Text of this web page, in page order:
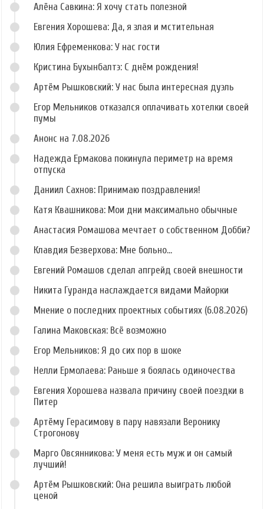
Алёна Савкина: Я хочу стать полезной
Евгения Хорошева: Да, я злая и мстительная
Юлия Ефременкова: У нас гости
Кристина Бухынбалтэ: С днём рождения!
Артём Рышковский: У нас была интересная дуэль
Егор Мельников отказался оплачивать хотелки своей
пумы
Анонс на 7.08.2026
Надежда Ермакова покинула периметр на время
отпуска
Даниил Сахнов: Принимаю поздравления!
Катя Квашникова: Мои дни максимально обычные
Анастасия Ромашова мечтает о собственном Добби?
Клавдия Безверхова: Мне больно...
Евгений Ромашов сделал апгрейд своей внешности
Никита Гуранда наслаждается видами Майорки
Мнение о последних проектных событиях (6.08.2026)
Галина Маковская: Всё возможно
Егор Мельников: Я до сих пор в шоке
Нелли Ермолаева: Раньше я боялась одиночества
Евгения Хорошева назвала причину своей поездки в
Питер
Артёму Герасимову в пару навязали Веронику
Строгонову
Марго Овсянникова: У меня есть муж и он самый
лучший!
Артём Рышковский: Она решила выиграть любой
ценой